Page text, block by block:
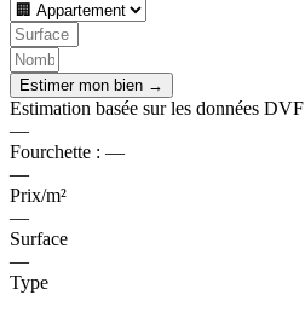
Estimer mon bien →
Estimation basée sur les données DVF
—
Fourchette : —
—
Prix/m²
—
Surface
—
Type